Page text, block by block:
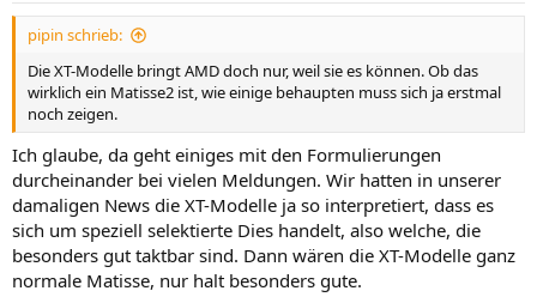
pipin schrieb:
Die XT-Modelle bringt AMD doch nur, weil sie es können. Ob das
wirklich ein Matisse2 ist, wie einige behaupten muss sich ja erstmal
noch zeigen.
Ich glaube, da geht einiges mit den Formulierungen
durcheinander bei vielen Meldungen. Wir hatten in unserer
damaligen News die XT-Modelle ja so interpretiert, dass es
sich um speziell selektierte Dies handelt, also welche, die
besonders gut taktbar sind. Dann wären die XT-Modelle ganz
normale Matisse, nur halt besonders gute.